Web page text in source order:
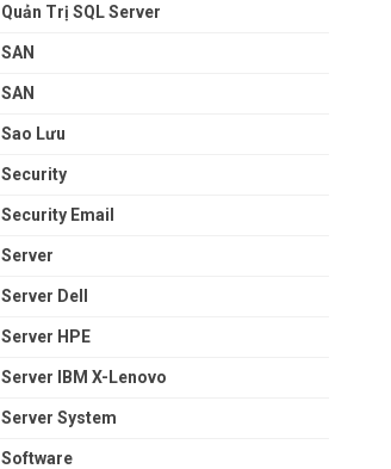
Quản Trị SQL Server
SAN
SAN
Sao Lưu
Security
Security Email
Server
Server Dell
Server HPE
Server IBM X-Lenovo
Server System
Software